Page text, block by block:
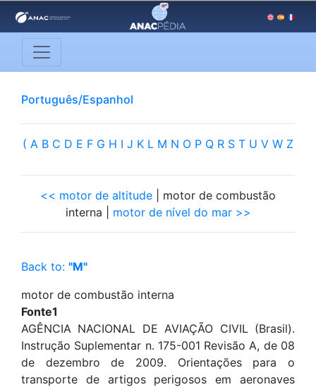
Português/Espanhol
( A B C D E F G H I J K L M N O P Q R S T U V W Z
<< motor de altitude | motor de combustão
interna | motor de nível do mar >>
Back to: "M"
motor de combustão interna
Fonte1
AGÊNCIA NACIONAL DE AVIAÇÃO CIVIL (Brasil).
Instrução Suplementar n. 175-001 Revisão A, de 08
de dezembro de 2009. Orientações para o
transporte de artigos perigosos em aeronaves